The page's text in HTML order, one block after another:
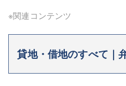
※関連コンテンツ
貸地・借地のすべて｜